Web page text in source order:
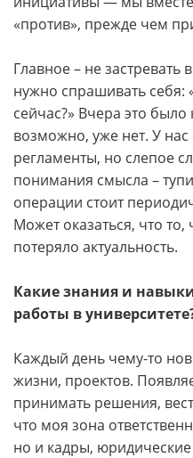
«против», прежде чем
Главное – не
нужно спрашивать себя:
сейчас?» Вчера это
возможно, уже нет. У нас
регламенты, но слепое
понимания смысла –
операции стоит
Может оказаться, что
потеряло актуальность.
Какие знания и
работы в
Каждый день чему-то
жизни, проектов.
принимать решения,
что моя зона
но и кадры,